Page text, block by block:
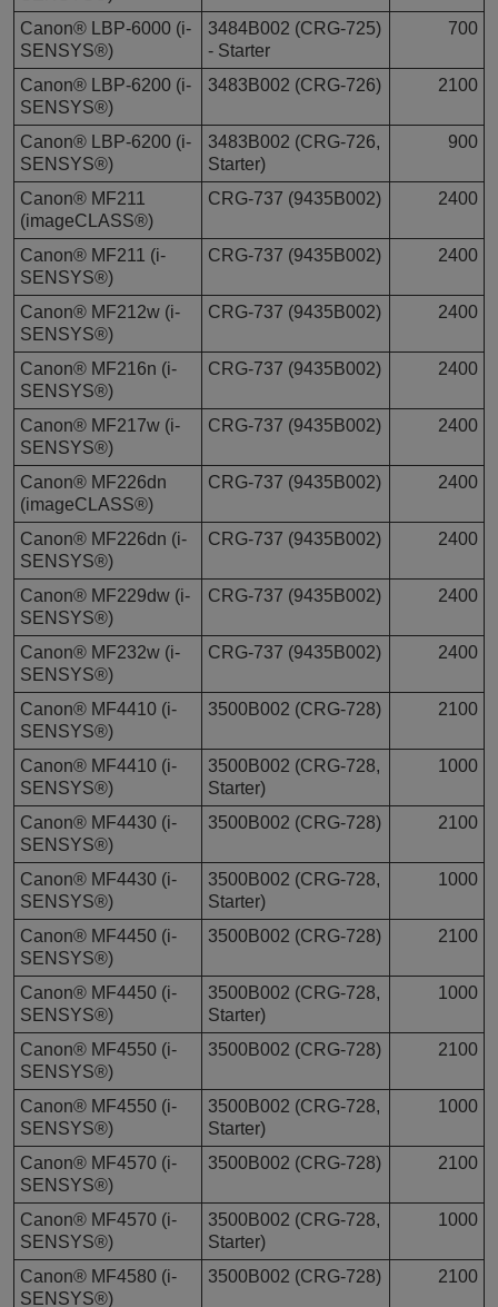
Canon® LBP-6000 (i-
SENSYS®)
3484B002 (CRG-725)
- Starter
700
Canon® LBP-6200 (i-
SENSYS®)
3483B002 (CRG-726) 2100
Canon® LBP-6200 (i-
SENSYS®)
3483B002 (CRG-726,
Starter)
900
Canon® MF211
(imageCLASS®)
CRG-737 (9435B002) 2400
Canon® MF211 (i-
SENSYS®)
CRG-737 (9435B002) 2400
Canon® MF212w (i-
SENSYS®)
CRG-737 (9435B002) 2400
Canon® MF216n (i-
SENSYS®)
CRG-737 (9435B002) 2400
Canon® MF217w (i-
SENSYS®)
CRG-737 (9435B002) 2400
Canon® MF226dn
(imageCLASS®)
CRG-737 (9435B002) 2400
Canon® MF226dn (i-
SENSYS®)
CRG-737 (9435B002) 2400
Canon® MF229dw (i-
SENSYS®)
CRG-737 (9435B002) 2400
Canon® MF232w (i-
SENSYS®)
CRG-737 (9435B002) 2400
Canon® MF4410 (i-
SENSYS®)
3500B002 (CRG-728) 2100
Canon® MF4410 (i-
SENSYS®)
3500B002 (CRG-728,
Starter)
1000
Canon® MF4430 (i-
SENSYS®)
3500B002 (CRG-728) 2100
Canon® MF4430 (i-
SENSYS®)
3500B002 (CRG-728,
Starter)
1000
Canon® MF4450 (i-
SENSYS®)
3500B002 (CRG-728) 2100
Canon® MF4450 (i-
SENSYS®)
3500B002 (CRG-728,
Starter)
1000
Canon® MF4550 (i-
SENSYS®)
3500B002 (CRG-728) 2100
Canon® MF4550 (i-
SENSYS®)
3500B002 (CRG-728,
Starter)
1000
Canon® MF4570 (i-
SENSYS®)
3500B002 (CRG-728) 2100
Canon® MF4570 (i-
SENSYS®)
3500B002 (CRG-728,
Starter)
1000
Canon® MF4580 (i-
SENSYS®)
3500B002 (CRG-728) 2100